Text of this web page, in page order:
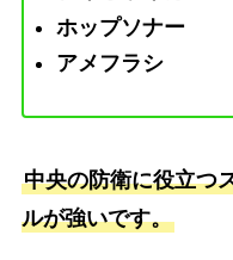
ホップソナー
アメフラシ
中央の防衛に役立つ
ルが強いです。